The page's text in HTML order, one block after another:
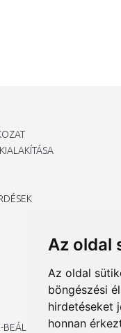
Az oldal
Az oldal
böngészési
hirdetéseket
honnan